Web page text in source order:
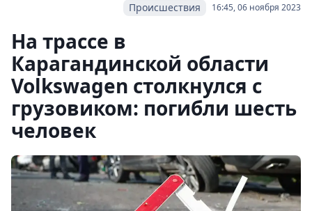
16:45, 06 ноября 2023
Происшествия
На трассе в
Карагандинской области
Volkswagen столкнулся с
грузовиком: погибли шесть
человек